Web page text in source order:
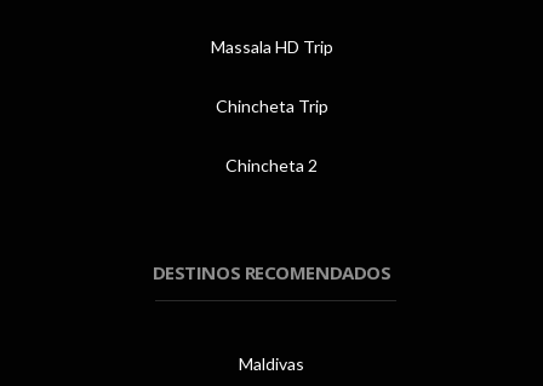
Massala HD Trip
Chincheta Trip
Chincheta 2
DESTINOS RECOMENDADOS
Maldivas